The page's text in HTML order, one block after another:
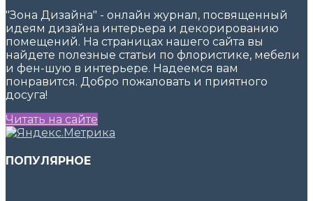
"Зона Дизайна" - онлайн журнал, посвященный
идеям дизайна интерьера и декорированию
помещений. На страницах нашего сайта вы
найдете полезные статьи по флористике, мебели
и фен-шую в интерьере. Надеемся вам
понравится. Добро пожаловать и приятного
досуга!
Читать на сайте
ПОПУЛЯРНОЕ